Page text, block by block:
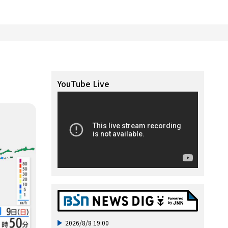
YouTube Live
2026/8/8 19:00